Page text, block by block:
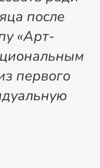
после
«Арт-
первого